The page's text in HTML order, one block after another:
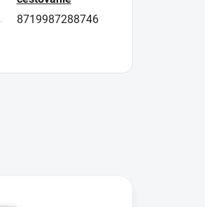
8719987288746